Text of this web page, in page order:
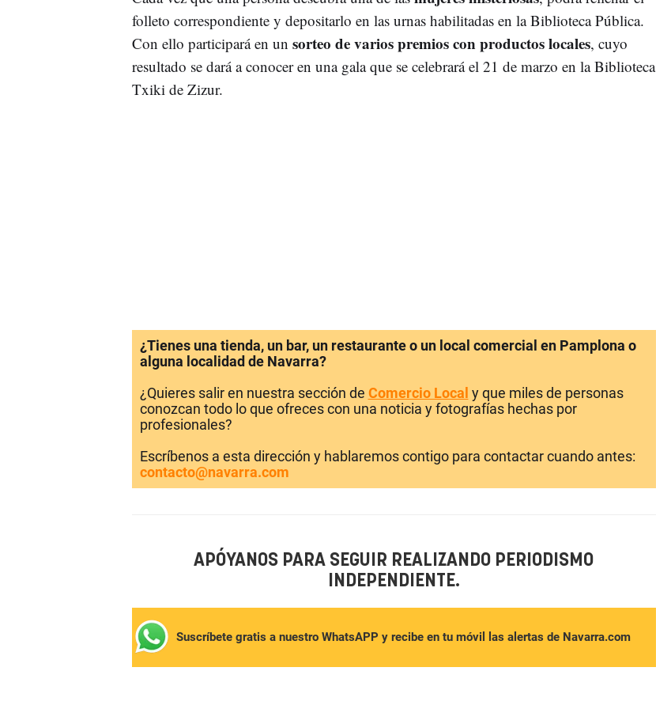
folleto correspondiente y depositarlo en las urnas habilitadas en la Biblioteca Pública.
Con ello participará en un sorteo de varios premios con productos locales, cuyo
resultado se dará a conocer en una gala que se celebrará el 21 de marzo en la Biblioteca
Txiki de Zizur.
¿Tienes una tienda, un bar, un restaurante o un local comercial en Pamplona o
alguna localidad de Navarra?
¿Quieres salir en nuestra sección de Comercio Local y que miles de personas
conozcan todo lo que ofreces con una noticia y fotografías hechas por
profesionales?
Escríbenos a esta dirección y hablaremos contigo para contactar cuando antes:
contacto@navarra.com
APÓYANOS PARA SEGUIR REALIZANDO PERIODISMO
INDEPENDIENTE.
Suscríbete gratis a nuestro WhatsAPP y recibe en tu móvil las alertas de Navarra.com